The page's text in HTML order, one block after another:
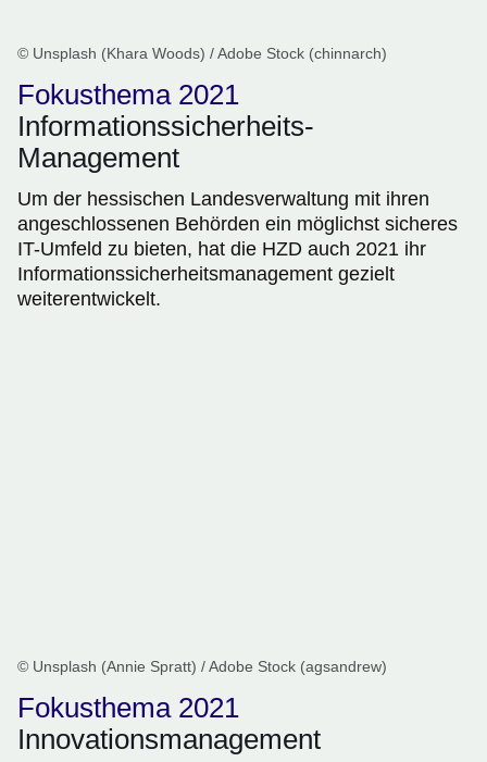
© Unsplash (Khara Woods) / Adobe Stock (chinnarch)
Fokusthema 2021
Informationssicherheits-
Management
Um der hessischen Landesverwaltung mit ihren
angeschlossenen Behörden ein möglichst sicheres
IT-Umfeld zu bieten, hat die HZD auch 2021 ihr
Informationssicherheitsmanagement gezielt
weiterentwickelt.
© Unsplash (Annie Spratt) / Adobe Stock (agsandrew)
Fokusthema 2021
Innovationsmanagement